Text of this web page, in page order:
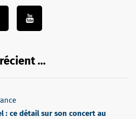
…
: ce détail sur son concert au